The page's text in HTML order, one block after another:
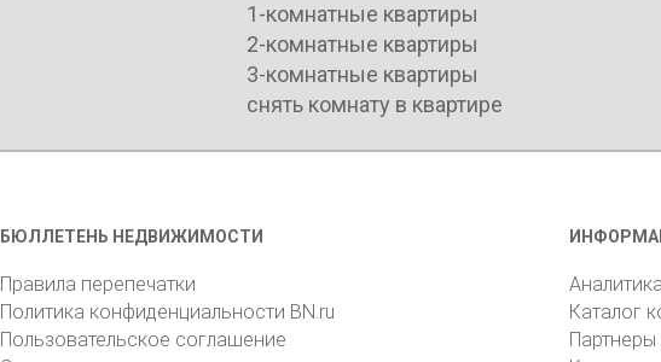
1-комнатные квартиры
2-комнатные квартиры
3-комнатные квартиры
снять комнату в квартире
БЮЛЛЕТЕНЬ НЕДВИЖИМОСТИ
Правила перепечатки
Политика конфиденциальности BN.ru
Пользовательское соглашение
Каталог
Партнеры